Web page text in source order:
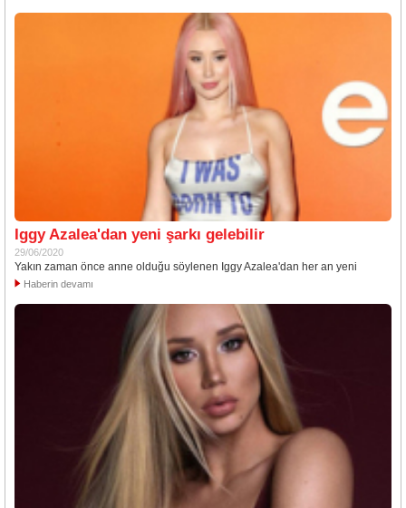
Iggy Azalea'dan yeni şarkı gelebilir
29/06/2020
Yakın zaman önce anne olduğu söylenen Iggy Azalea'dan her an yeni
Haberin devamı